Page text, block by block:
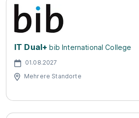
IT Dual+ bib International College
01.08.2027
Mehrere Standorte